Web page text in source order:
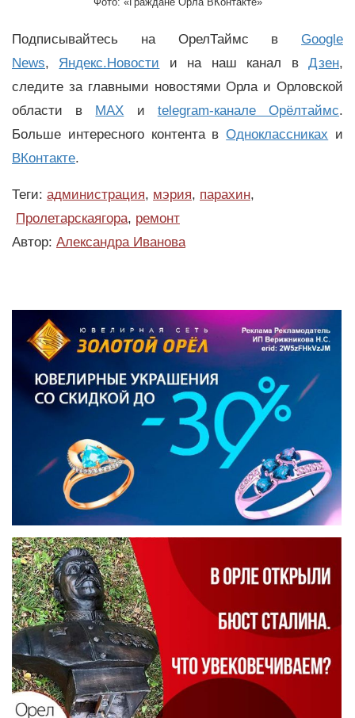
Подписывайтесь на ОрелТаймс в Google
News, Яндекс.Новости и на наш канал вДзен,
следите за главными новостями Орла и Орловской
области в MAX и telegram-канале Орёлтаймс.
Больше интересного контента вОдноклассниках и
ВКонтакте.
Теги: администрация, мэрия, парахин,
Пролетарскаягора, ремонт
Автор: Александра Иванова